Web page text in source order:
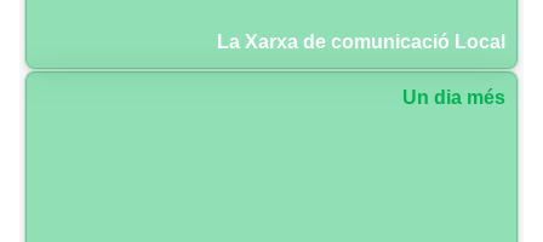
La Xarxa de comunicació Local
Un dia més